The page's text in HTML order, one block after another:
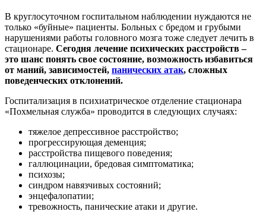
В круглосуточном госпитальном наблюдении нуждаются не
только «буйные» пациенты. Больных с бредом и грубыми
нарушениями работы головного мозга тоже следует лечить в
стационаре. Сегодня лечение психических расстройств –
это шанс понять свое состояние, возможность избавиться
от маний, зависимостей, панических атак, сложных
поведенческих отклонений.
Госпитализация в психиатрическое отделение стационара
«Похмельная служба» проводится в следующих случаях:
тяжелое депрессивное расстройство;
прогрессирующая деменция;
расстройства пищевого поведения;
галлюцинации, бредовая симптоматика;
психозы;
синдром навязчивых состояний;
энцефалопатии;
тревожность, панические атаки и другие.